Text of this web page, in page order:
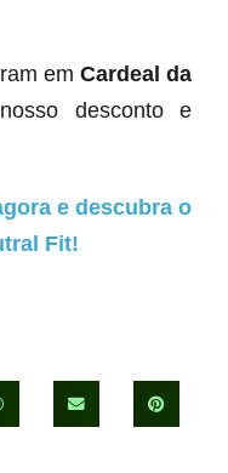
em Cardeal da
desconto e
e descubra o
Fit!